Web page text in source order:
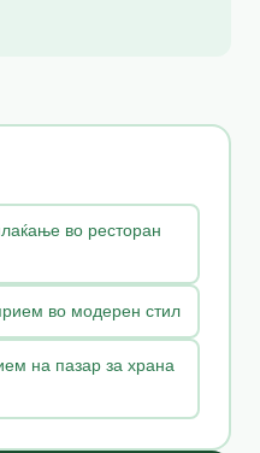
во ресторан
во модерен стил
на пазар за храна